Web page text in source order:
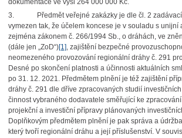
dokumentace ve výši 264 000 000 Kč.
3. Předmět veřejné zakázky je dle čl. 2 zadávací
vymezen tak, že účelem koncese je v souladu s unijní
zejména zákonem č. 266/1994 Sb., o dráhách, ve
(dále jen „ZoD“)[1], zajištění bezpečné
neomezeného provozování regionální dráhy č. 291
Desné po skončení platnosti a účinnosti aktuálních
po 31. 12. 2021. Předmětem plnění je též zajištění
dráhy č. 291 dle dříve zpracovaných studií
činnost vybraného dodavatele směřující ke
projekční a investiční přípravy plánovaných
Doplňkovým předmětem plnění je pak správa a
který tvoří regionální dráhu a její příslušenství. V